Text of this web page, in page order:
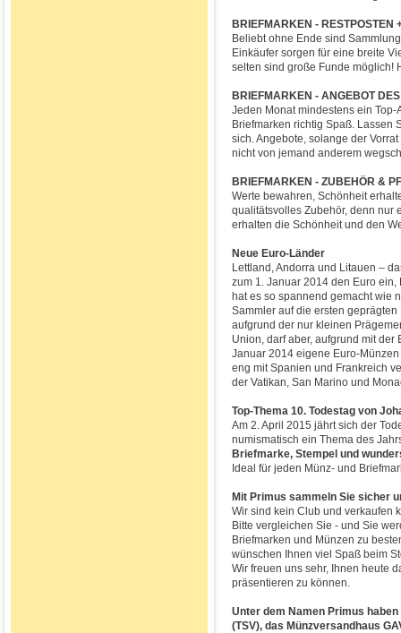
BRIEFMARKEN - RESTPOSTEN
Beliebt ohne Ende sind
Einkäufer sorgen für eine breite
selten sind große Funde möglich!
BRIEFMARKEN - ANGEBOT
Jeden Monat mindestens ein
Briefmarken richtig Spaß. Lassen
sich. Angebote, solange der
nicht von jemand anderem
BRIEFMARKEN - ZUBEHÖR &
Werte bewahren, Schönheit
qualitätsvolles Zubehör, denn nur
erhalten die Schönheit und den
Neue Euro-Länder
Lettland, Andorra und Litauen –
zum 1. Januar 2014 den Euro
hat es so spannend gemacht wie
Sammler auf die ersten
aufgrund der nur kleinen
Union, darf aber, aufgrund mit
Januar 2014 eigene Euro-
eng mit Spanien und Frankreich
der Vatikan, San Marino und
Top-Thema 10. Todestag von
Am 2. April 2015 jährt sich der
numismatisch ein Thema des
Briefmarke, Stempel und
Ideal für jeden Münz- und
Mit Primus sammeln Sie sicher
Wir sind kein Club und verkaufen
Bitte vergleichen Sie - und Sie
Briefmarken und Münzen zu
wünschen Ihnen viel Spaß beim
Wir freuen uns sehr, Ihnen heute
präsentieren zu können.
Unter dem Namen Primus
(TSV), das Münzversandhaus